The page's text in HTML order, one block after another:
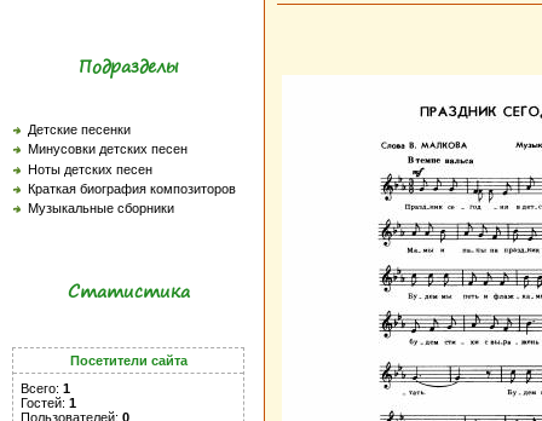
Подразделы
Детские песенки
Минусовки детских песен
Ноты детских песен
Краткая биография композиторов
Музыкальные сборники
Статистика
Посетители сайта
Всего: 1
Гостей: 1
Пользователей: 0